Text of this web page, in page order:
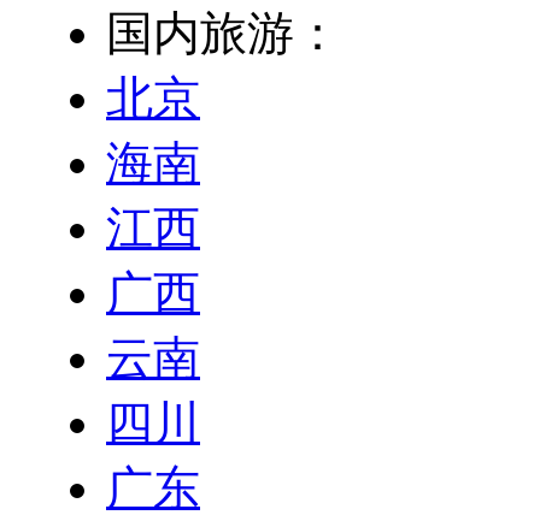
国内旅游：
北京
海南
江西
广西
云南
四川
广东